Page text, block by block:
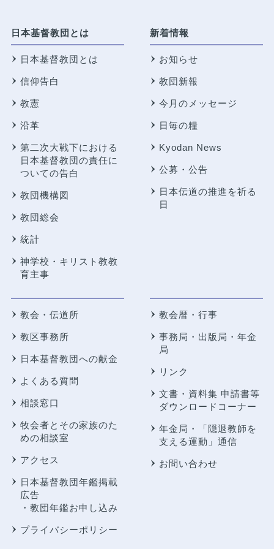
日本基督教団とは
日本基督教団とは
信仰告白
教憲
沿革
第二次大戦下における
日本基督教団の責任に
ついての告白
教団機構図
教団総会
統計
神学校・キリスト教教
育主事
新着情報
お知らせ
教団新報
今月のメッセージ
日毎の糧
Kyodan News
公募・公告
日本伝道の推進を祈る
日
教会・伝道所
教区事務所
日本基督教団への献金
よくある質問
相談窓口
牧会者とその家族のた
めの相談室
アクセス
日本基督教団年鑑掲載
広告
・教団年鑑お申し込み
プライバシーポリシー
教会暦・行事
事務局・出版局・年金
局
リンク
文書・資料集 申請書等
ダウンロードコーナー
年金局・
「隠退教師を
支える運動」通信
お問い合わせ